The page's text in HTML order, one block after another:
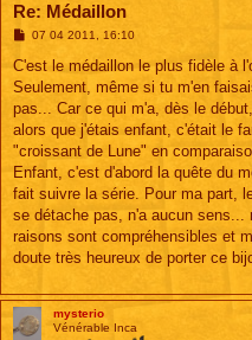
Re: Médaillon
M
s
a
g
07 04 2011, 16:10
C'est le médaillon le plus fidèle à
Seulement, même si tu m'en
pas... Car ce qui m'a, dès le
alors que j'étais enfant, c'était le
"croissant de Lune" en
Enfant, c'est d'abord la quête du
fait suivre la série. Pour ma part,
se détache pas, n'a aucun
raisons sont compréhensibles et
doute très heureux de porter ce
mysterio
Vénérable Inca